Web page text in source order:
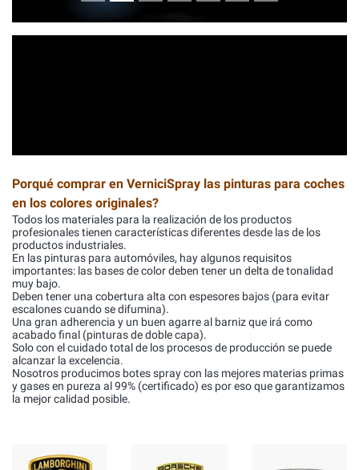
Porqué comprar en VerniciSpray las pinturas para coches
en los colores originales?
Todos los materiales para la realización de los productos
profesionales tienen características diferentes desde las de los
productos industriales.
En las pinturas para automóviles, hay algunos requisitos
importantes: las bases de color deben tener un delta de tonalidad
muy bajo.
Deben tener una cobertura alta con espesores bajos (para evitar
escalones cuando se difumina).
Una gran adherencia y un buen agarre al barniz que irá como
acabado final (pinturas de doble capa).
Solo con el cuidado total de los procesos de producción se puede
alcanzar la excelencia.
Nosotros producimos botes spray con las mejores materias primas
y gases en pureza al 99% (certificado) es por eso que garantizamos
la mejor calidad posible.